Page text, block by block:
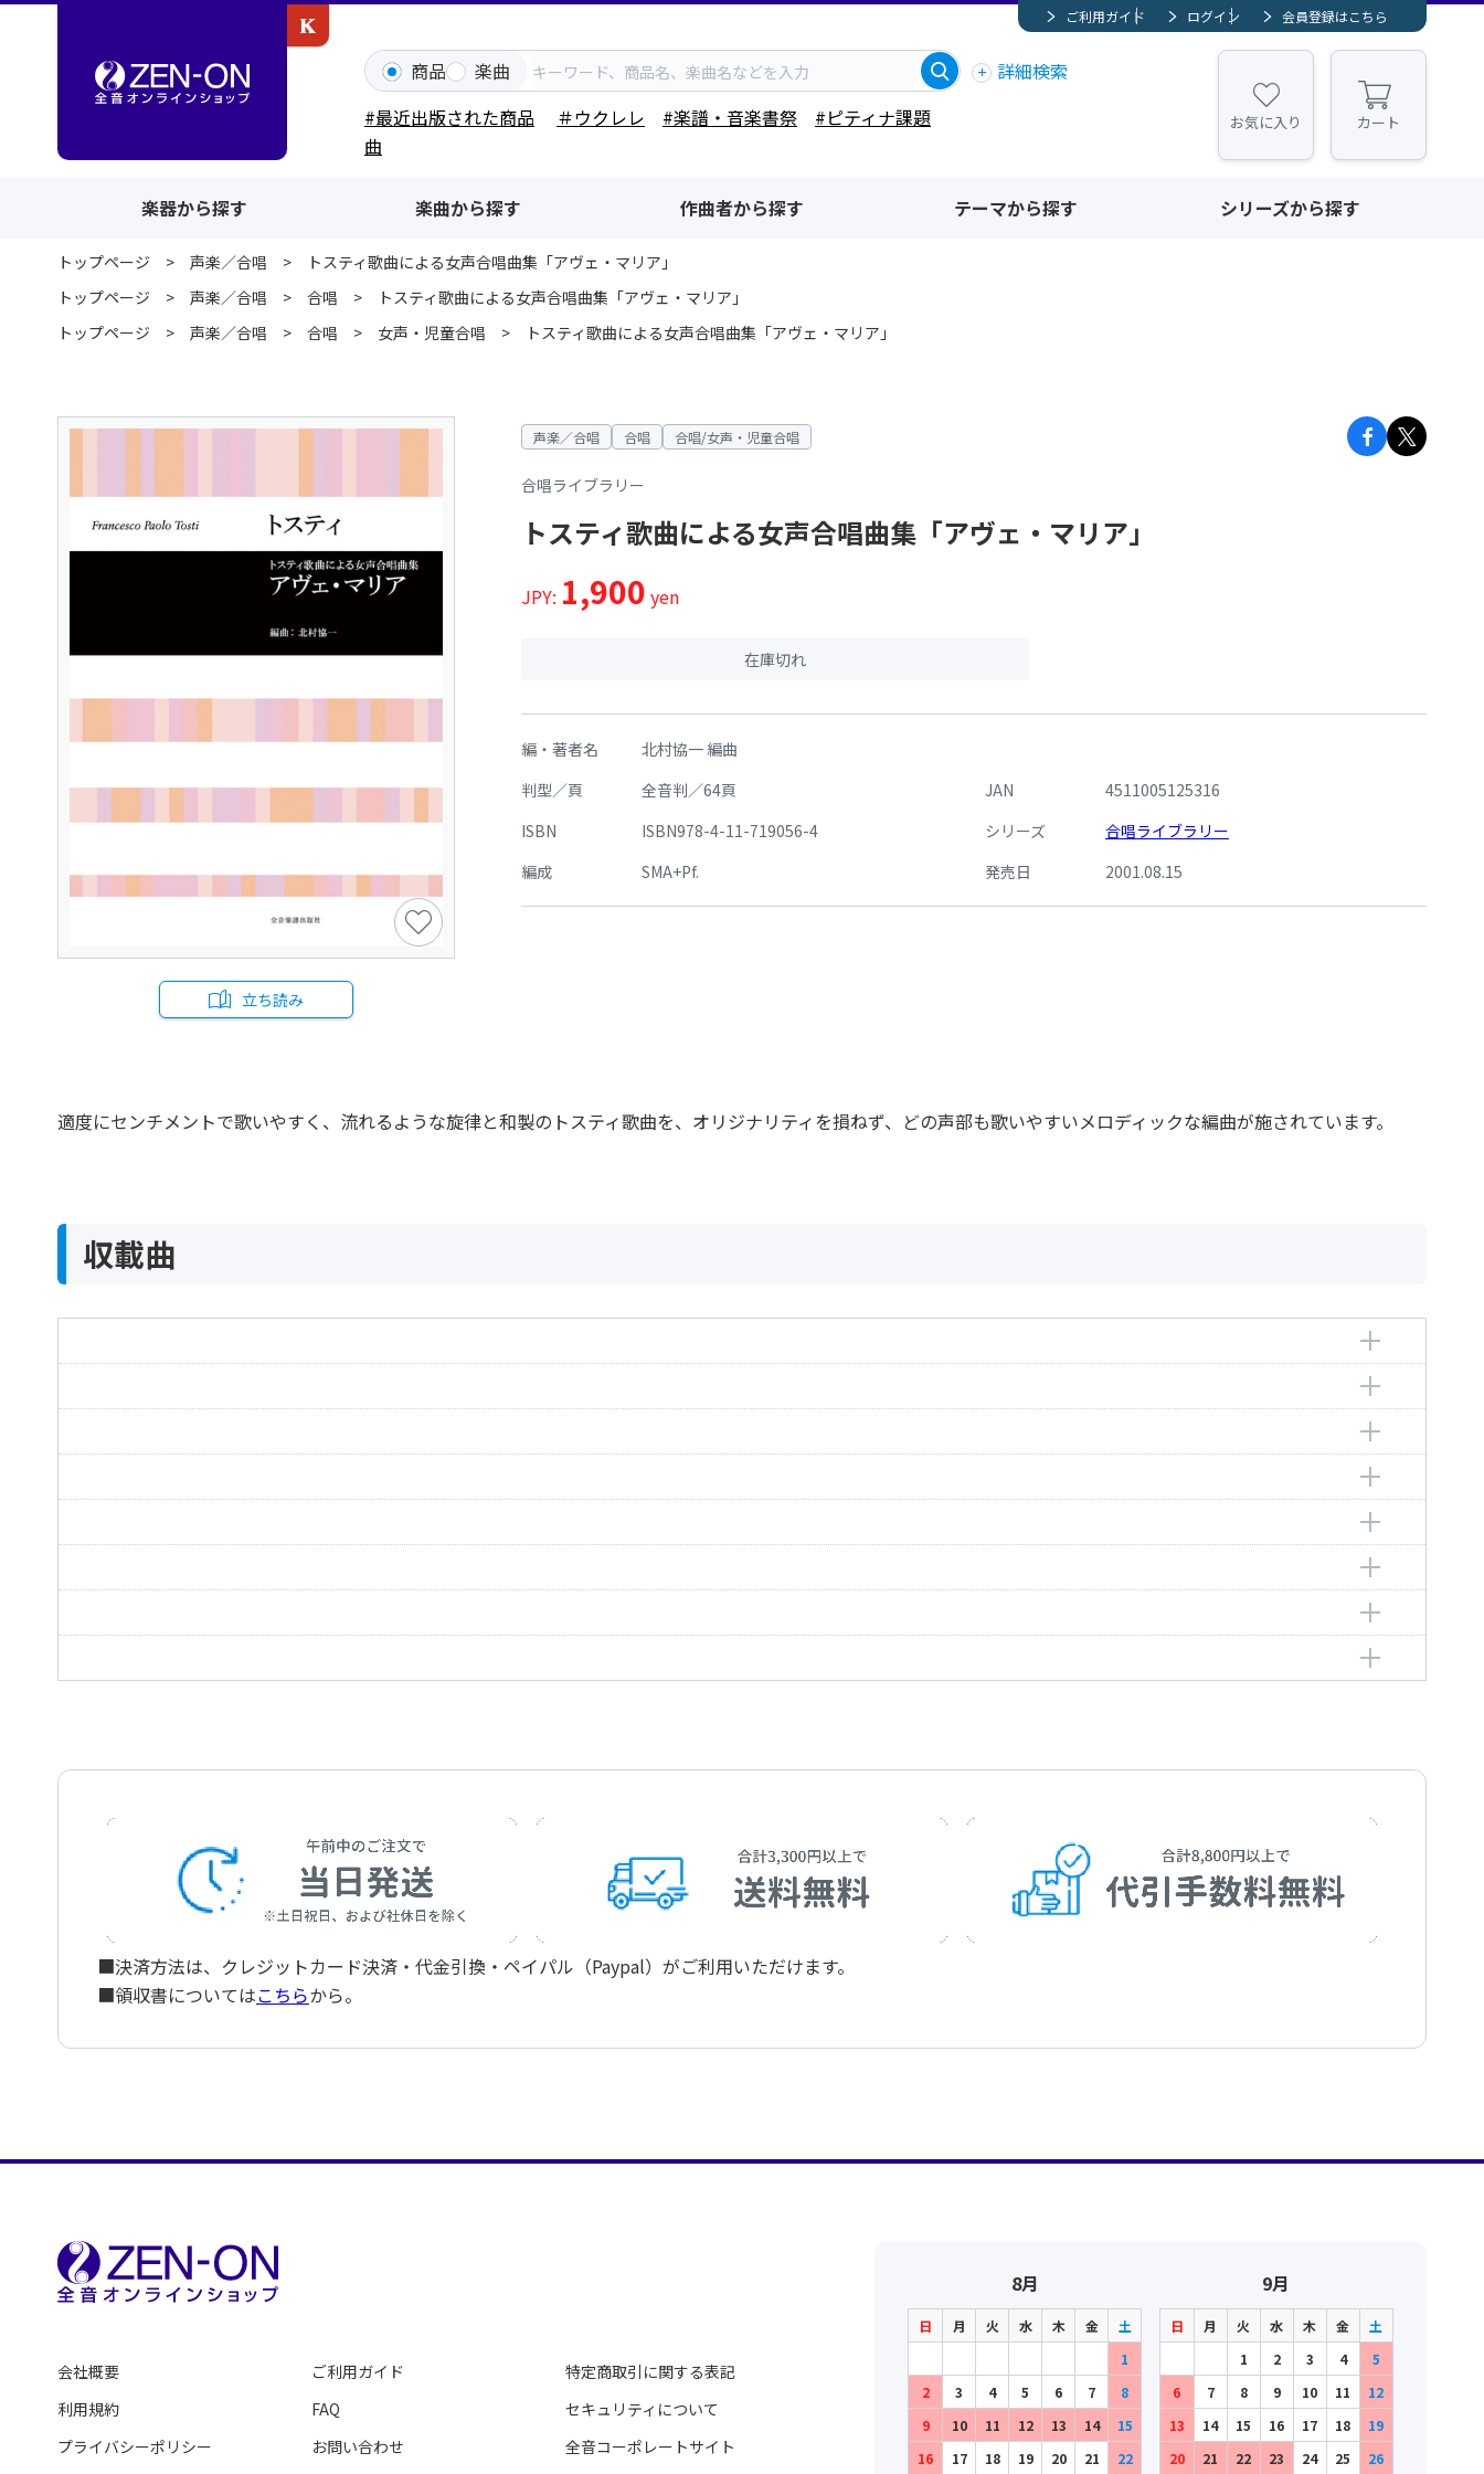
ご利用ガイド ログイン 会員登録はこちら
商品 楽曲
詳細検索
#最近出版された商品
＃ウクレレ #楽譜・音楽書祭
#ピティナ課題
曲
お気に入り カート
楽器から探す 楽曲から探す 作曲者から探す テーマから探す シリーズから探す
トップページ 声楽／合唱
トスティ歌曲による女声合唱曲集「アヴェ・マリア」
トップページ
声楽／合唱 合唱
トスティ歌曲による女声合唱曲集「アヴェ・マリア」
トップページ
声楽／合唱 合唱 女声・児童合唱 トスティ歌曲による女声合唱曲集「アヴェ・マリア」
立ち読み
声楽／合唱 合唱 合唱/女声・児童合唱
合唱ライブラリー
トスティ歌曲による女声合唱曲集「アヴェ・マリア」
JPY: 1,900 yen
在庫切れ
編・著者名
北村協一 編曲
判型／頁
全音判／64頁 JAN
4511005125316
ISBN
ISBN978-4-11-719056-4 シリーズ
合唱ライブラリー
編成
SMA+Pf. 発売日 2001.08.15
適度にセンチメントで歌いやすく、流れるような旋律と和製のトスティ歌曲を、オリジナリティを損ねず、どの声部も歌いやすいメロディックな編曲が施されています。
収載曲
作詞者：エルリーコ，カルメーロ／畑中良輔／畑中更予
作詞者：ステッケッティ，ロレンツォ／畑中良輔／畑中更予
Kouyo
作詞者：G.A.チェサーレオ／徳永 政太郎
作詞者：R.E.パリアーラ／畑中良輔／畑中更予
作詞者：チンミーノ，フランチェスコ
作詞者：マッツォーラ，リッカルド
作詞者：R.E.パリアーラ／徳永 政太郎
■決済方法は、クレジットカード決済・代金引換・ペイパル（Paypal）がご利用いただけます。
■領収書についてはこちらから。
会社概要
利用規約
プライバシーポリシー
ご利用ガイド
FAQ
お問い合わせ
特定商取引に関する表記
セキュリティについて
全音コーポレートサイト
8月
日 月 火 水 木 金
土
1
2
3 4 5 6 7
8
9
10 11 12 13 14
15
16
17 18 19 20 21 22
9月
日 月 火 水 木 金
土
1
2 3 4
5
6
7 8 9 10 11
12
13
14 15 16 17 18
19
20
21 22 23 24 25 26